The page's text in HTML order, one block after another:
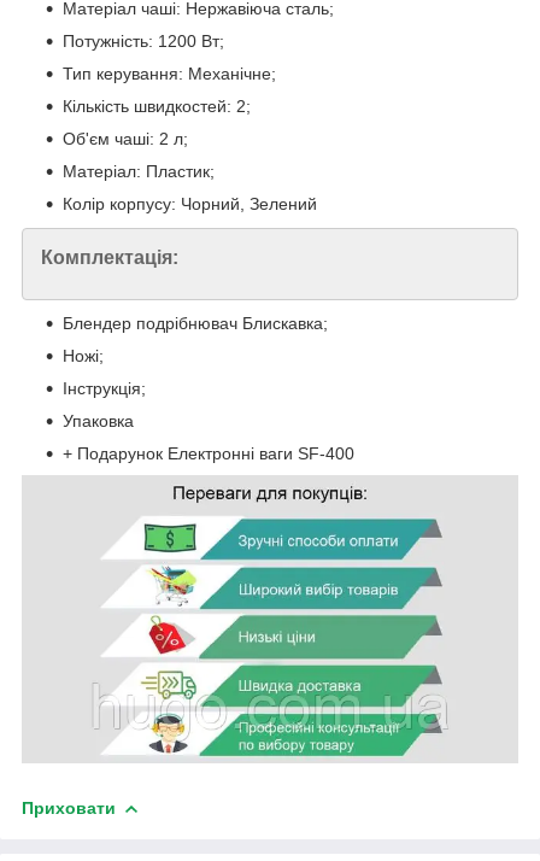
Матеріал чаші: Нержавіюча сталь;
Потужність: 1200 Вт;
Тип керування: Механічне;
Кількість швидкостей: 2;
Об'єм чаші: 2 л;
Матеріал: Пластик;
Колір корпусу: Чорний, Зелений
Комплектація:
Блендер подрібнювач Блискавка;
Ножі;
Інструкція;
Упаковка
+ Подарунок Електронні ваги SF-400
Приховати